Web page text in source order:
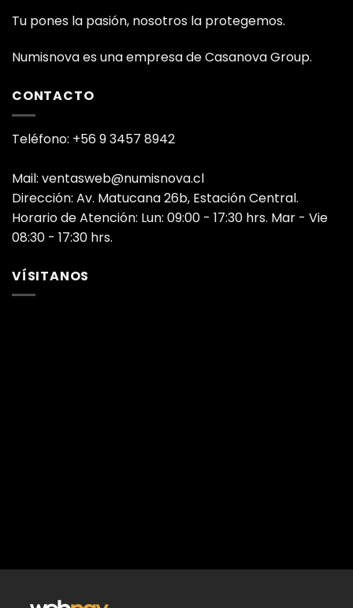
Tu pones la pasión, nosotros la protegemos.
Numisnova es una empresa de Casanova Group.
CONTACTO
Teléfono: +56 9 3457 8942
Mail: ventasweb@numisnova.cl
Dirección: Av. Matucana 26b, Estación Central.
Horario de Atención: Lun: 09:00 - 17:30 hrs. Mar - Vie
08:30 - 17:30 hrs.
VÍSITANOS